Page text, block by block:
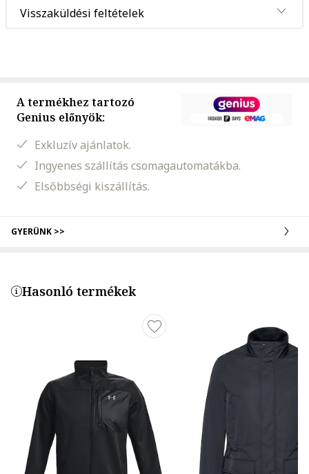
Visszaküldési feltételek
A termékhez tartozó
Genius előnyök:
Exkluzív ajánlatok.
Ingyenes szállítás csomagautomatákba.
Elsőbbségi kiszállítás.
GYERÜNK >>
Hasonló termékek